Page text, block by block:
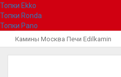
Топки Ekko
Топки Ronda
Топки Pano
Камины Москва Печи Edilkamin